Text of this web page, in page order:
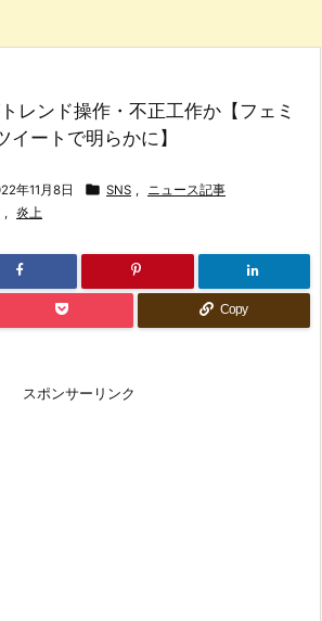
レンド操作・不正工作か【フェミ
ートで明らかに】
年11月8日  SNS , ニュース記事
, 炎上
Copy
スポンサーリンク